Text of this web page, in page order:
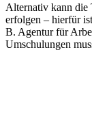
Alternativ kann die
erfolgen – hierfür
B. Agentur für
Umschulungen